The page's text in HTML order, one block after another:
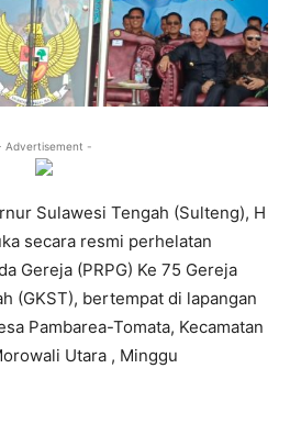
Advertisement -
Sulawesi Tengah (Sulteng), H
secara resmi perhelatan
Gereja (PRPG) Ke 75 Gereja
(GKST), bertempat di lapangan
Pambarea-Tomata, Kecamatan
Utara , Minggu